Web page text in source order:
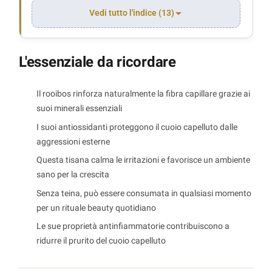
Vedi tutto l'indice (13)
L'essenziale da ricordare
Il rooibos rinforza naturalmente la fibra capillare grazie ai
suoi minerali essenziali
I suoi antiossidanti proteggono il cuoio capelluto dalle
aggressioni esterne
Questa tisana calma le irritazioni e favorisce un ambiente
sano per la crescita
Senza teina, può essere consumata in qualsiasi momento
per un rituale beauty quotidiano
Le sue proprietà antinfiammatorie contribuiscono a
ridurre il prurito del cuoio capelluto